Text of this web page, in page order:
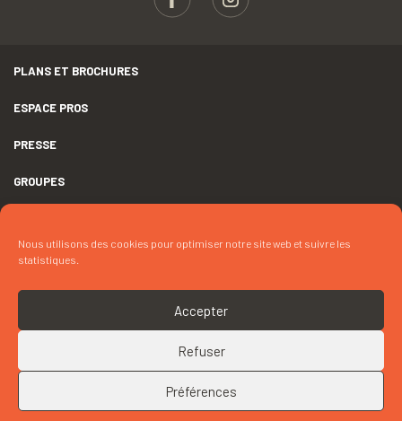
Nous utilisons des cookies pour optimiser notre site web et suivre les
statistiques.
Accepter
Refuser
Préférences
CONTACTEZ « LIBRAIRIE CAFÉ BOUCAN »
PLANS ET BROCHURES
ESPACE PROS
PRESSE
GROUPES
DÉCLARATION D’ACCESSIBILITÉ
CRÉDITS
COOKIES
RETOUR EN HAUT